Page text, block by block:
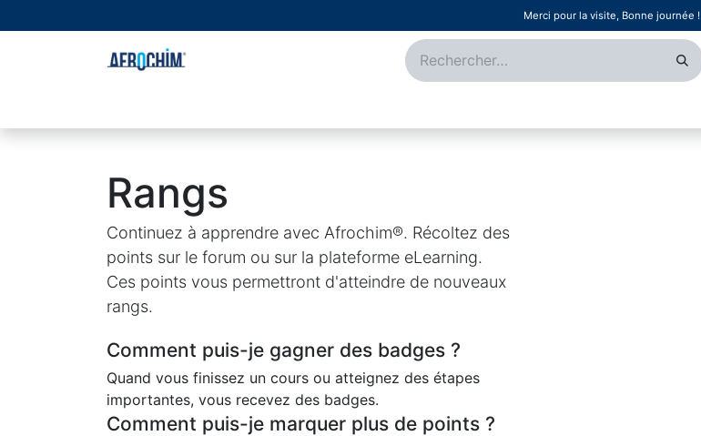
Merci pour la visite, Bonne journée !
Rangs
Continuez à apprendre avec Afrochim®. Récoltez des
points sur le forum ou sur la plateforme eLearning.
Ces points vous permettront d'atteindre de nouveaux
rangs.
Comment puis-je gagner des badges ?
Quand vous finissez un cours ou atteignez des étapes
importantes, vous recevez des badges.
Comment puis-je marquer plus de points ?